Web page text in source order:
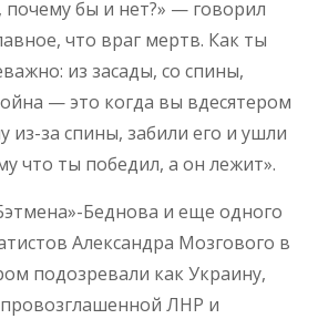
почему бы и нет?» — говорил
что враг мертв. Как ты
из засады, со спины,
— это когда вы вдесятером
за спины, забили его и ушли
что ты победил, а он лежит».
Беднова и еще одного
Александра Мозгового в
подозревали как Украину,
ЛНР и